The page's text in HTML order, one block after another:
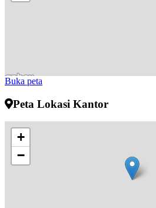
Buka peta
Peta Lokasi Kantor
+
−